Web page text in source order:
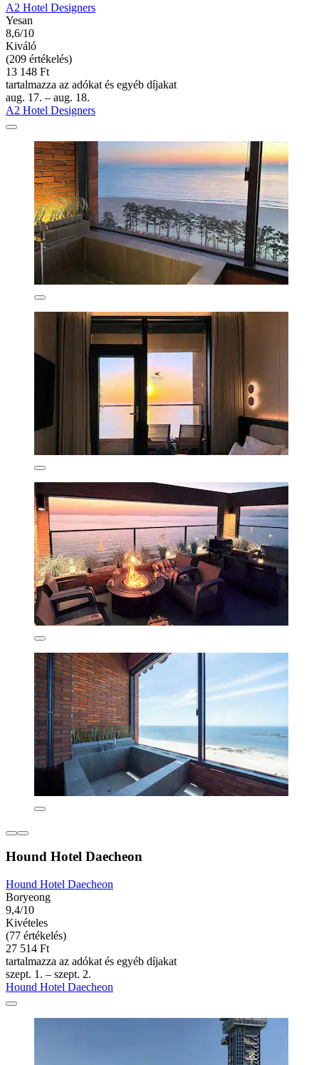
A2 Hotel Designers
Yesan
8,6/10
Kiváló
(209 értékelés)
13 148 Ft
tartalmazza az adókat és egyéb díjakat
aug. 17. – aug. 18.
A2 Hotel Designers
Hound Hotel Daecheon
Hound Hotel Daecheon
Boryeong
9,4/10
Kivételes
(77 értékelés)
27 514 Ft
tartalmazza az adókat és egyéb díjakat
szept. 1. – szept. 2.
Hound Hotel Daecheon